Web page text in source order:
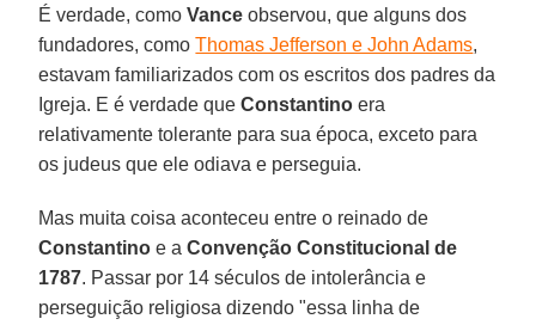
É verdade, comoVance observou, que alguns dos
fundadores, comoThomas Jefferson e John Adams,
estavam familiarizados com os escritos dos padres da
Igreja. E é verdade queConstantino era
relativamente tolerante para sua época, exceto para
os judeus que ele odiava e perseguia.
Mas muita coisa aconteceu entre o reinado de
Constantino e aConvenção Constitucional de
1787. Passar por 14 séculos de intolerância e
perseguição religiosa dizendo "essa linha de